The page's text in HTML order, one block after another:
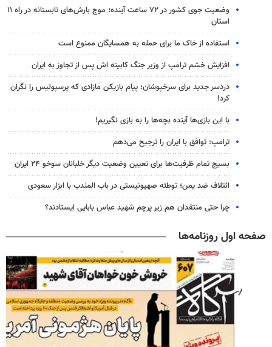
وضعیت جوی کشور در ۷۲ ساعت آینده؛ موج بارش‌های تابستانه در راه ۱۱
استان
استفاده از خاک ما برای حمله به همسایگان ممنوع است
افزایش خشم ترامپ از وزیر جنگ کابینه اش پس از تجاوز به ایران
دردسر جدید برای سرخپوشان؛ پیام بازیکن مازادی که پرسپولیس را نگران
کرد!
با این بازی‌ها آینده بچه‌ها را به بازی نگیریم!
ترامپ: توافق با ایران را ترجیح می‌دهم
بسیج تمام ظرفیت‌ها برای تعیین وضعیت دیگر خلبانان سوخو ۲۴ ایران
ائتلاف ضد یمن؛ توطئه صهیونیستی در باب المندب با ابزار سعودی
چرا حتی منتقدان هم زیر پرچم شهید عباس بابایی ایستادند؟
صفحه اول روزنامه‌ها